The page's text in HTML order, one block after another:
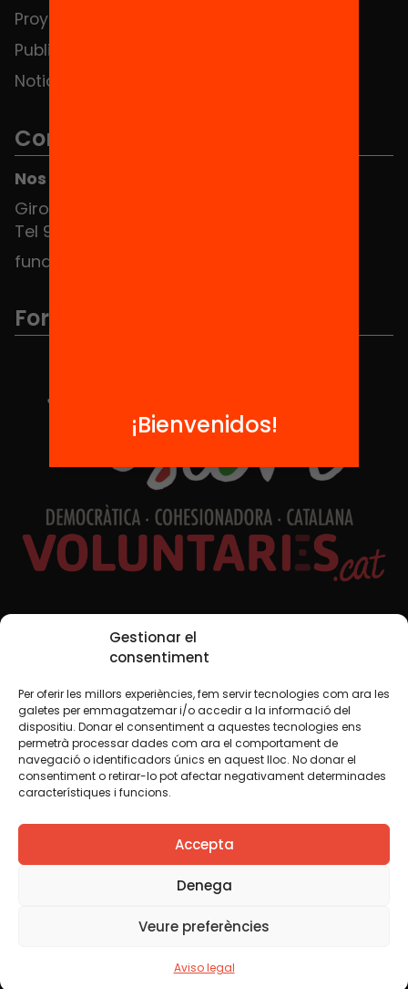
Gestionar el
consentiment
Per oferir les millors experiències, fem servir tecnologies com ara les
galetes per emmagatzemar i/o accedir a la informació del
dispositiu. Donar el consentiment a aquestes tecnologies ens
permetrà processar dades com ara el comportament de
navegació o identificadors únics en aquest lloc. No donar el
consentiment o retirar-lo pot afectar negativament determinades
característiques i funcions.
Accepta
Denega
Veure preferències
Aviso legal
Proyectos
Publicaciones y vídeos
Noticias
Contacto
Nos puedes encontrar en el HUB Social
Girona 34, interior 08010 Barcelona
Tel 934 588 700
fundacio@equitat.org
Formamos parte de...
Redes sociales
TWT YTB IG FB IN
Aviso legalPolítica de cookies
Creemos que el conocimiento debe compartirse. Por eso
utilizamos una licencia Creative Commons, salvo que en
algún material indiquemos lo contrario. Le animamos a
copiar, redistribuir, remezclar o transformar y crear los
incluida la comercial. Sólo le pedimos que reconozca la
¡Bienvenidos!